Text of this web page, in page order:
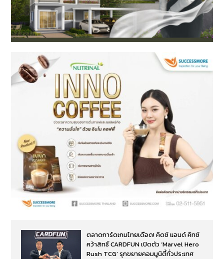
ตลาดการ์ดเกมไทยเดือด! คิดซ์ แอนด์ คิทซ์
คว้าสิทธิ์ CARDFUN เปิดตัว ‘Marvel Hero
Rush TCG’ รุกขยายคอมมูนิตี้ทั่วประเทศ